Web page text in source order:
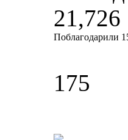
21,726
Поблагодарили
175